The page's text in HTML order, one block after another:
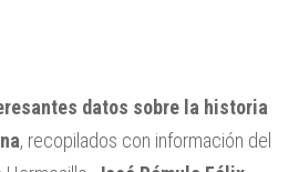
datos sobre la historia
, recopilados con información del